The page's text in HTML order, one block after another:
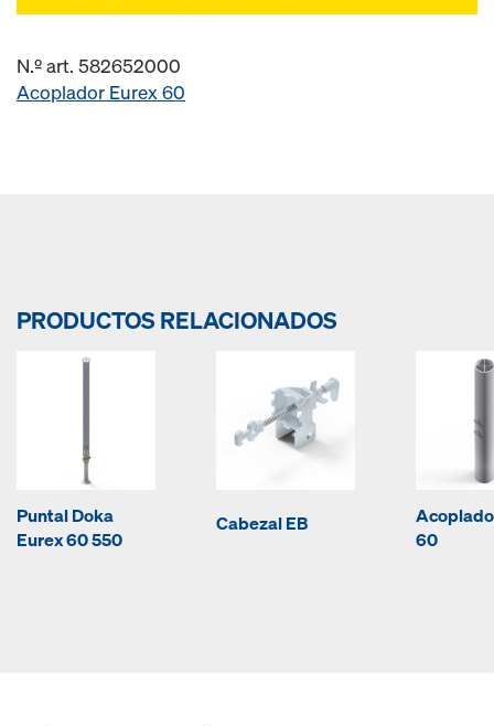
N.º art. 582652000
Acoplador Eurex 60
PRODUCTOS RELACIONADOS
Puntal Doka
Eurex 60 550
Cabezal EB
60